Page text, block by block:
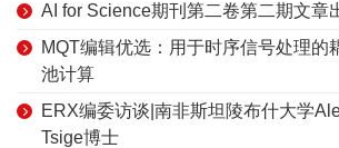
AI for Science期刊第二卷第二期文章
MQT编辑优选：用于时序信号处理的
池计算
ERX编委访谈|南非斯坦陵布什大学
Tsige博士